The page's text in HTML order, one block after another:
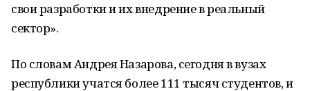
свои разработки и их внедрение в реальный
сектор».
По словам Андрея Назарова, сегодня в вузах
республики учатся более 111 тысяч студентов, и